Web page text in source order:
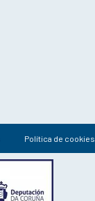
Política de cookies